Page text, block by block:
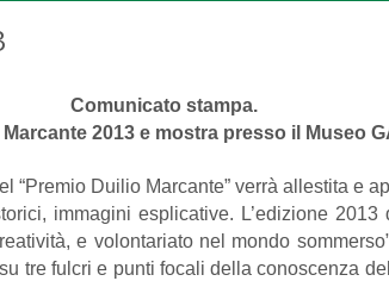
Comunicato stampa.
2013 e mostra presso il Museo
“Premio Duilio Marcante” verrà allestita e
immagini esplicative. L’edizione
e volontariato nel mondo
tre fulcri e punti focali della conoscenza